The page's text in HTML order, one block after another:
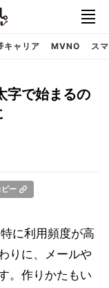
キャリア MVNO ス
字で始まるの
ー
に利用頻度が高
りに、メールや
。作りかたもい